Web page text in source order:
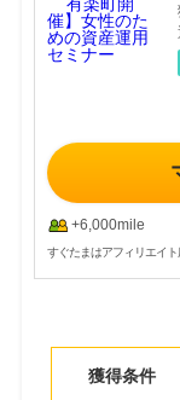
+6,000mile
すぐたまはアフィリエイ
獲得条件